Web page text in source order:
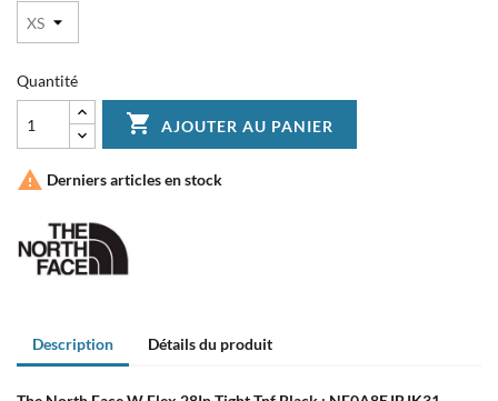
Quantité
 AJOUTER AU PANIER
 Derniers articles en stock
Description Détails du produit